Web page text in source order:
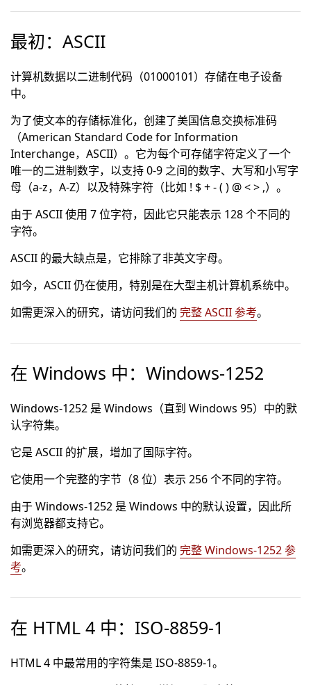
最初：ASCII
计算机数据以二进制代码（01000101）存储在电子设备
中。
为了使文本的存储标准化，创建了美国信息交换标准码
（American Standard Code for Information
Interchange，ASCII）。它为每个可存储字符定义了一个
唯一的二进制数字，以支持 0-9 之间的数字、大写和小写字
母（a-z，A-Z）以及特殊字符（比如 ! $ + - ( ) @ < > ,）。
由于 ASCII 使用 7 位字符，因此它只能表示 128 个不同的
字符。
ASCII 的最大缺点是，它排除了非英文字母。
如今，ASCII 仍在使用，特别是在大型主机计算机系统中。
如需更深入的研究，请访问我们的 完整 ASCII 参考。
在 Windows 中：Windows-1252
Windows-1252 是 Windows（直到 Windows 95）中的默
认字符集。
它是 ASCII 的扩展，增加了国际字符。
它使用一个完整的字节（8 位）表示 256 个不同的字符。
由于 Windows-1252 是 Windows 中的默认设置，因此所
有浏览器都支持它。
如需更深入的研究，请访问我们的 完整 Windows-1252 参
考。
在 HTML 4 中：ISO-8859-1
HTML 4 中最常用的字符集是 ISO-8859-1。